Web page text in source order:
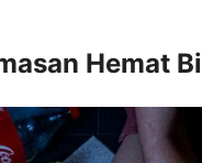
Hemat